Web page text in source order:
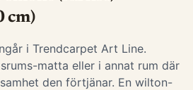
cm)
i Trendcarpet Art Line.
matta eller i annat rum där
den förtjänar. En wilton-